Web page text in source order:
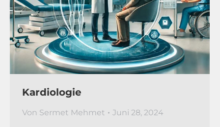
Kardiologie
Von Sermet Mehmet Juni 28, 2024